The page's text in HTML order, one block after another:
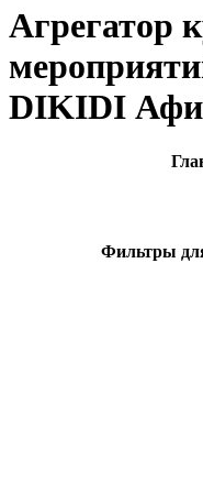
Агрегатор
DIKIDI
Фильтры